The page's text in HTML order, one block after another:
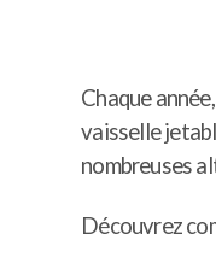
Chaque
vaisselle
nombreuses
Découvrez